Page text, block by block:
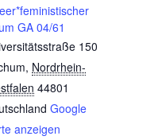
GA 04/61
150
, Nordrhein-
44801
Google
anzeigen